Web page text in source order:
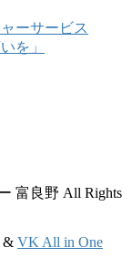
ーサービス
を」
富良野 All Rights
& VK All in One